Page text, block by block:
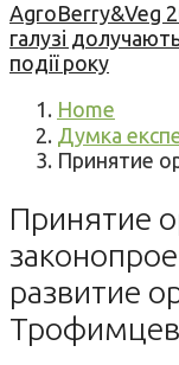
AgroBerry&Veg
галузі
події року
Home
Думка
Принятие
Принятие
развитие